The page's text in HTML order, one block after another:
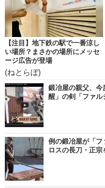
【注目】地下鉄の駅で一番涼し
い場所？まさかの場所にメッセ
ージ広告が登場
(ねとらぼ)
鍛冶屋の親父、
醒」の剣「ファル
例の鍛冶屋が「フ
ロスの長刀・正